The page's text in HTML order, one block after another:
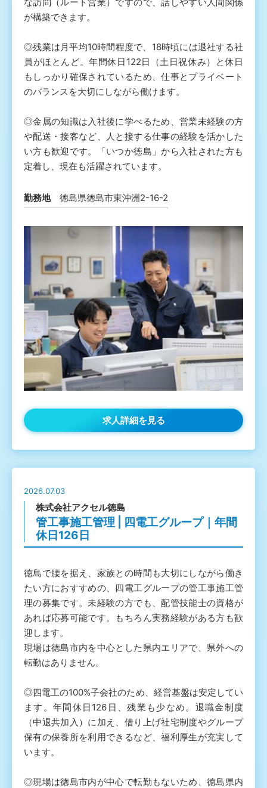
が構築できます。
◎残業は月平均10時間程度で、18時頃には退社する社
員がほとんど。年間休日122日（土日祝休み）と休日
もしっかり確保されているため、仕事とプライベート
のバランスを大切にしながら働けます。
◎金属の知識は入社後に学べるため、営業未経験の方
や配送・接客など、人と接する仕事の経験を活かした
い方も歓迎です。「いつか徳島」から入社された方も
定着し、現在も活躍されています。
勤務地 徳島県徳島市東沖洲2-16-2
求人詳細を見る
2026.07.03
株式会社アクセル徳島
管工事施工管理 | 四電工グループ｜年間
休日126日
徳島で腰を据え、家族との時間も大切にしながら働き
たい方におすすめの、四電工グループの管工事施工管
理の募集です。未経験の方でも、配管技能士の資格が
あれば応募可能です。もちろん実務経験がある方も歓
迎します。
現場は徳島市内を中心とした県内エリアで、県外への
転勤はありません。
◎四電工の100%子会社のため、経営基盤は安定してい
ます。年間休日126日、残業も少なめ。退職金制度
（中退共加入）に加え、借り上げ社宅制度やグループ
保有の保養所を利用できるなど、福利厚生が充実して
います。
◎現場は徳島市内が中心で転勤もないため、徳島県内